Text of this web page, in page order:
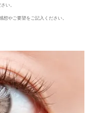
い。
やご要望をご記入ください。